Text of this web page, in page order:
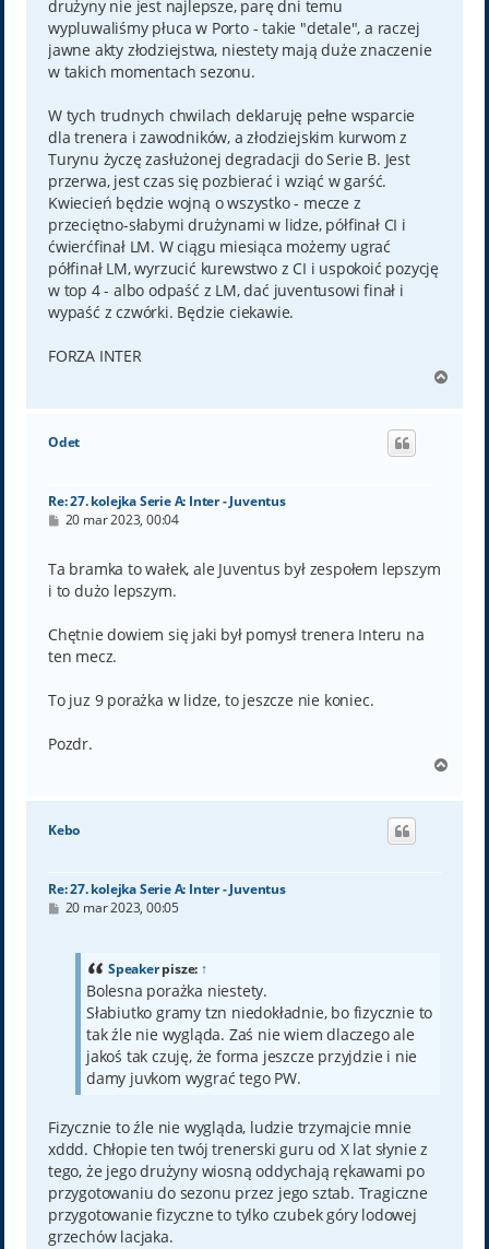
drużyny nie jest najlepsze, parę dni temu
wypluwaliśmy płuca w Porto - takie "detale", a raczej
jawne akty złodziejstwa, niestety mają duże znaczenie
w takich momentach sezonu.
W tych trudnych chwilach deklaruję pełne wsparcie
dla trenera i zawodników, a złodziejskim kurwom z
Turynu życzę zasłużonej degradacji do Serie B. Jest
przerwa, jest czas się pozbierać i wziąć w garść.
Kwiecień będzie wojną o wszystko - mecze z
przeciętno-słabymi drużynami w lidze, półfinał CI i
ćwierćfinał LM. W ciągu miesiąca możemy ugrać
półfinał LM, wyrzucić kurewstwo z CI i uspokoić pozycję
w top 4 - albo odpaść z LM, dać juventusowi finał i
wypaść z czwórki. Będzie ciekawie.
FORZA INTER
g
Odet
Re: 27. kolejka Serie A: Inter - Juventus
P
t
20 mar 2023, 00:04
Ta bramka to wałek, ale Juventus był zespołem lepszym
i to dużo lepszym.
Chętnie dowiem się jaki był pomysł trenera Interu na
ten mecz.
To juz 9 porażka w lidze, to jeszcze nie koniec.
Pozdr.
g
Kebo
Re: 27. kolejka Serie A: Inter - Juventus
P20 mar 2023, 00:05
Speakerpisze: ↑
Bolesna porażka niestety.
Słabiutko gramy tzn niedokładnie, bo fizycznie to
tak źle nie wygląda. Zaś nie wiem dlaczego ale
jakoś tak czuję, że forma jeszcze przyjdzie i nie
damy juvkom wygrać tego PW.
Fizycznie to źle nie wygląda, ludzie trzymajcie mnie
xddd. Chłopie ten twój trenerski guru od X lat słynie z
tego, że jego drużyny wiosną oddychają rękawami po
przygotowaniu do sezonu przez jego sztab. Tragiczne
przygotowanie fizyczne to tylko czubek góry lodowej
grzechów lacjaka.